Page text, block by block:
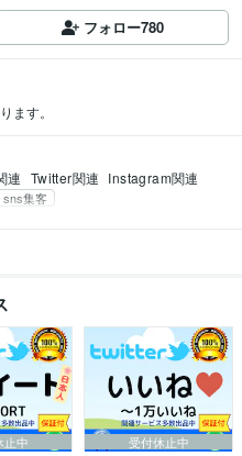
フォロー780
ます。
連 Twitter関連 Instagram関連
sns集客
止中
受付休止中